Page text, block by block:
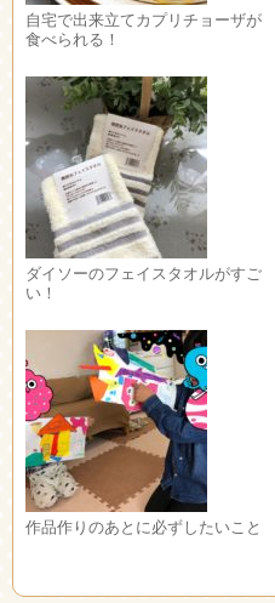
自宅で出来立てカプリチョーザが
食べられる！
ダイソーのフェイスタオルがすご
い！
作品作りのあとに必ずしたいこと